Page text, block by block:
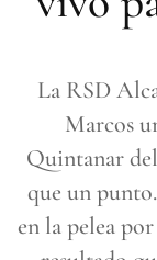
La RSD
Marcos
Quintanar
que un
en la pelea